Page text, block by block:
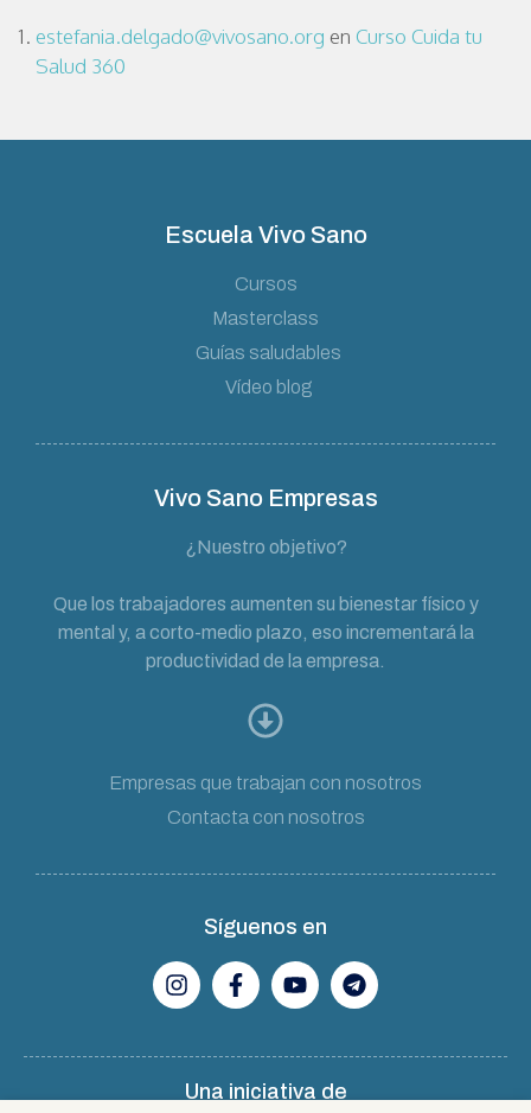
estefania.delgado@vivosano.org en Curso Cuida tu
Salud 360
Escuela Vivo Sano
Cursos
Masterclass
Guías saludables
Vídeo blog
Vivo Sano Empresas
¿Nuestro objetivo?
Que los trabajadores aumenten su bienestar físico y
mental y, a corto-medio plazo, eso incrementará la
productividad de la empresa.
Empresas que trabajan con nosotros
Contacta con nosotros
Síguenos en
Una iniciativa de